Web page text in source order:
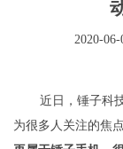
2020-
近日，锤子科
为很多人关注的焦点